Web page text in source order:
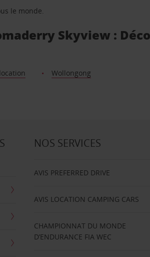
le monde.
Skyview :
Wollongong
NOS SERVICES
AVIS PREFERRED DRIVE
AVIS LOCATION CAMPING CARS
CHAMPIONNAT DU MONDE
D’ENDURANCE FIA WEC